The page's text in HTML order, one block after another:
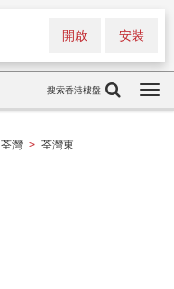
安裝
開啟
搜索香港樓盤
荃灣 > 荃灣東